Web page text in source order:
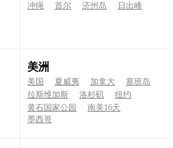
冲绳
首尔 济州岛 日出峰
美洲
美国 夏威夷 加拿大
塞班岛
拉斯维加斯
洛杉矶
纽约
黄石国家公园
南美16天
墨西哥